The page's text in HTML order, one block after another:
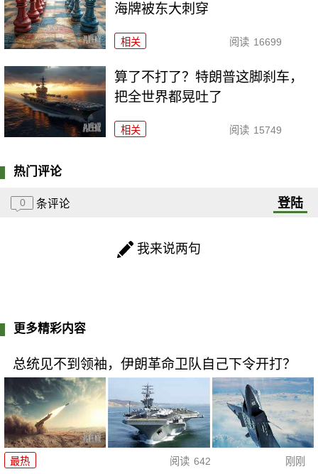
海牌被东大刺穿
相关 阅读 16699
算了不打了？特朗普这脚刹车，
把全世界都晃吐了
相关 阅读 15749
热门评论
0 条评论 登陆
我来说两句
更多精彩内容
总统见不到领袖，伊朗革命卫队自己下令开打？
最热 阅读 642 刚刚